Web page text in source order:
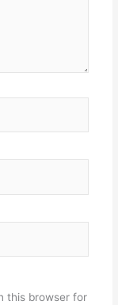
this browser for